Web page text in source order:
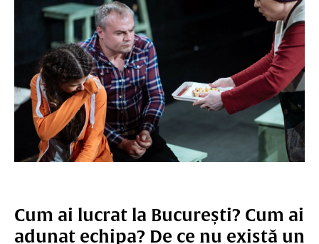
Cum ai lucrat la București? Cum ai
adunat echipa? De ce nu există un